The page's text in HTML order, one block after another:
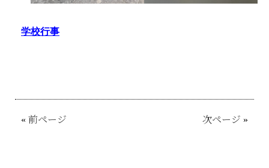
学校行事
« 前ページ 次ページ »